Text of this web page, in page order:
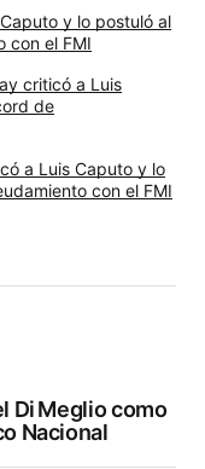
y lo postuló al
con el FMI
criticó a Luis
de
a Luis Caputo y lo
con el FMI
Di Meglio como
Nacional